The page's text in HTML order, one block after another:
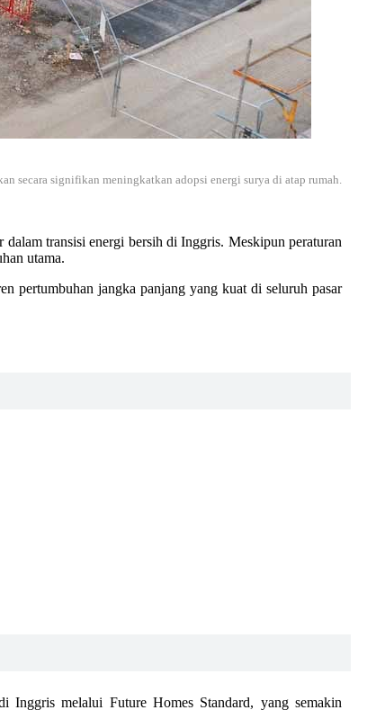
secara signifikan meningkatkan adopsi energi surya di atap rumah.
transisi energi bersih di Inggris. Meskipun peraturan
utama.
pertumbuhan jangka panjang yang kuat di seluruh pasar
Inggris melalui Future Homes Standard, yang semakin